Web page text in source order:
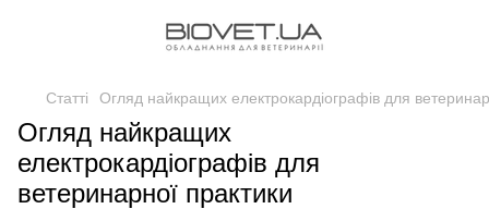
Статті Огляд найкращих електрокардіографів для
Огляд найкращих
електрокардіографів для
ветеринарної практики